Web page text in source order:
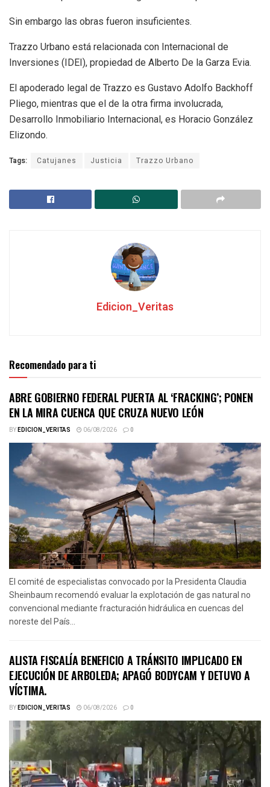
Sin embargo las obras fueron insuficientes.
Trazzo Urbano está relacionada con Internacional de
Inversiones (IDEI), propiedad de Alberto De la Garza Evia.
El apoderado legal de Trazzo es Gustavo Adolfo Backhoff
Pliego, mientras que el de la otra firma involucrada,
Desarrollo Inmobiliario Internacional, es Horacio González
Elizondo.
Tags: Catujanes Justicia Trazzo Urbano
Edicion_Veritas
Recomendado para ti
ABRE GOBIERNO FEDERAL PUERTA AL ‘FRACKING’; PONEN
EN LA MIRA CUENCA QUE CRUZA NUEVO LEÓN
BYEDICION_VERITAS 06/08/2026 0
El comité de especialistas convocado por la Presidenta Claudia
Sheinbaum recomendó evaluar la explotación de gas natural no
convencional mediante fracturación hidráulica en cuencas del
noreste del País...
ALISTA FISCALÍA BENEFICIO A TRÁNSITO IMPLICADO EN
EJECUCIÓN DE ARBOLEDA; APAGÓ BODYCAM Y DETUVO A
VÍCTIMA.
BYEDICION_VERITAS 06/08/2026 0